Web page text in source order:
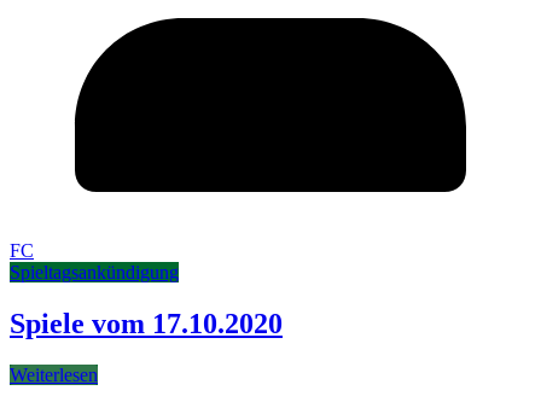
FC
Spieltagsankündigung
Spiele vom 17.10.2020
Weiterlesen